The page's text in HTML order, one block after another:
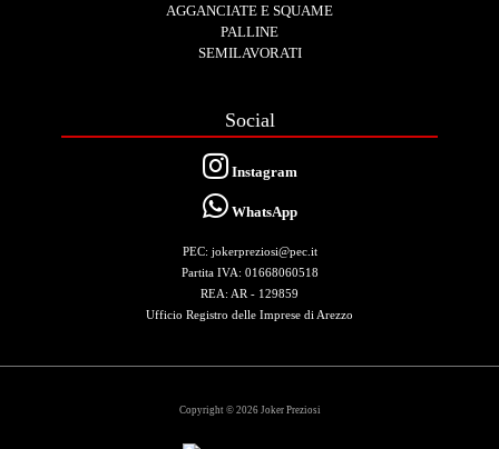
AGGANCIATE E SQUAME
PALLINE
SEMILAVORATI
Social
Instagram
WhatsApp
PEC: jokerpreziosi@pec.it
Partita IVA: 01668060518
REA: AR - 129859
Ufficio Registro delle Imprese di Arezzo
Copyright © 2026 Joker Preziosi